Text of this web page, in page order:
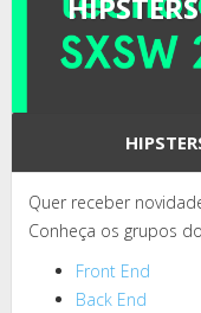
Quer receber
Conheça os grupos
Front End
Back End